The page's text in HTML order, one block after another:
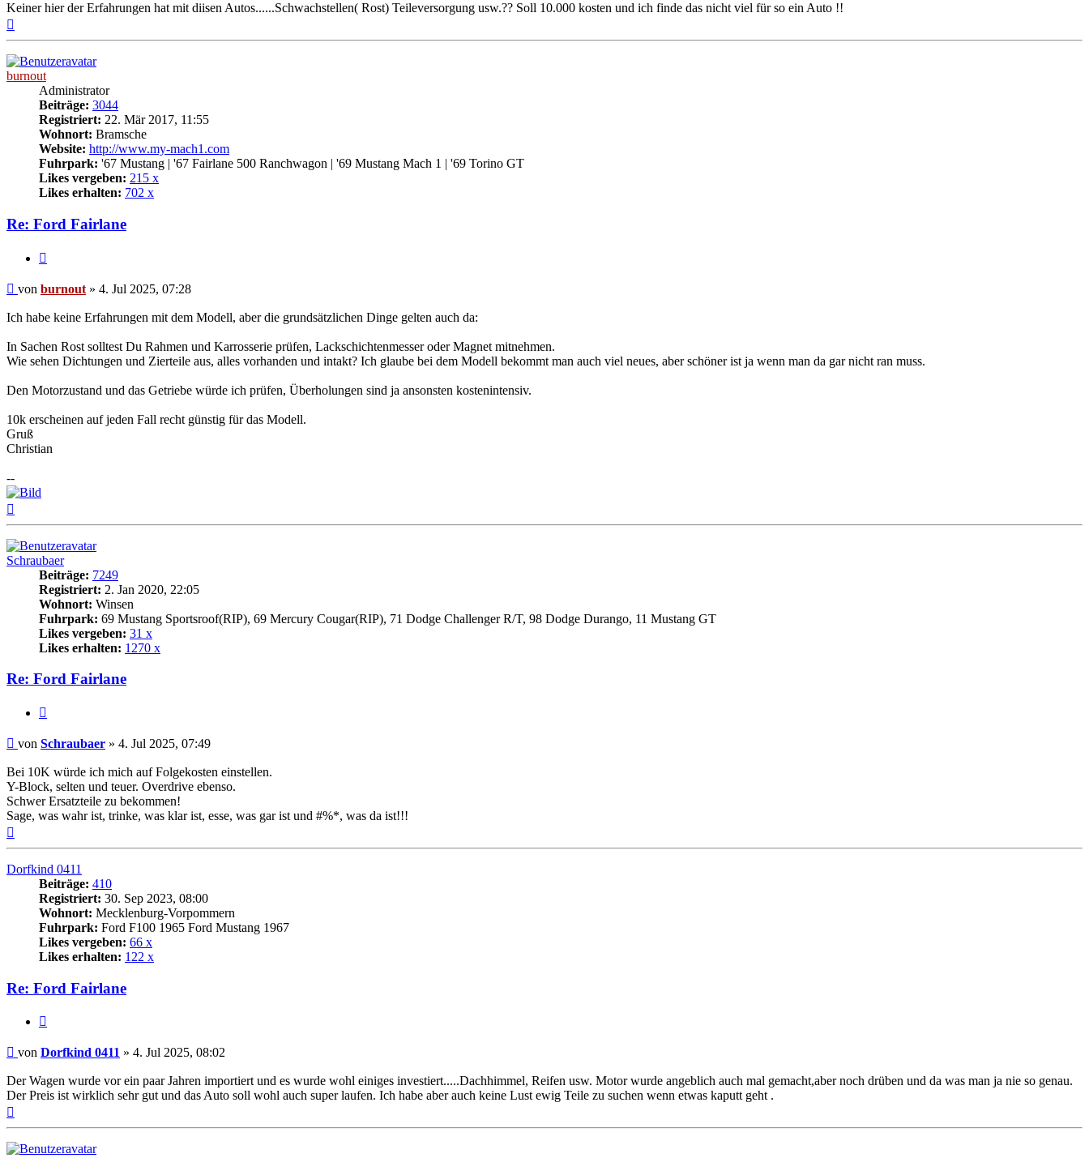
Keiner hier der Erfahrungen hat mit diisen Autos......Schwachstellen( Rost) Teileversorgung usw.?? Soll 10.000 kosten und ich finde das nicht viel für so ein Auto !!
burnout
Administrator
Beiträge: 3044
Registriert: 22. Mär 2017, 11:55
Wohnort: Bramsche
Website: http://www.my-mach1.com
Fuhrpark: '67 Mustang | '67 Fairlane 500 Ranchwagon | '69 Mustang Mach 1 | '69 Torino GT
Likes vergeben: 215 x
Likes erhalten: 702 x
Re: Ford Fairlane
Beitrag
von burnout » 4. Jul 2025, 07:28
Ich habe keine Erfahrungen mit dem Modell, aber die grundsätzlichen Dinge gelten auch da:
In Sachen Rost solltest Du Rahmen und Karrosserie prüfen, Lackschichtenmesser oder Magnet mitnehmen.
Wie sehen Dichtungen und Zierteile aus, alles vorhanden und intakt? Ich glaube bei dem Modell bekommt man auch viel neues, aber schöner ist ja wenn man da gar nicht ran muss.
Den Motorzustand und das Getriebe würde ich prüfen, Überholungen sind ja ansonsten kostenintensiv.
10k erscheinen auf jeden Fall recht günstig für das Modell.
Gruß
Christian
--
Schraubaer
Beiträge: 7249
Registriert: 2. Jan 2020, 22:05
Wohnort: Winsen
Fuhrpark: 69 Mustang Sportsroof(RIP), 69 Mercury Cougar(RIP), 71 Dodge Challenger R/T, 98 Dodge Durango, 11 Mustang GT
Likes vergeben: 31 x
Likes erhalten: 1270 x
Re: Ford Fairlane
Beitrag
von Schraubaer » 4. Jul 2025, 07:49
Bei 10K würde ich mich auf Folgekosten einstellen.
Y-Block, selten und teuer. Overdrive ebenso.
Schwer Ersatzteile zu bekommen!
Sage, was wahr ist, trinke, was klar ist, esse, was gar ist und #%*, was da ist!!!
Dorfkind 0411
Beiträge: 410
Registriert: 30. Sep 2023, 08:00
Wohnort: Mecklenburg-Vorpommern
Fuhrpark: Ford F100 1965 Ford Mustang 1967
Likes vergeben: 66 x
Likes erhalten: 122 x
Re: Ford Fairlane
Beitrag
von Dorfkind 0411 » 4. Jul 2025, 08:02
Der Wagen wurde vor ein paar Jahren importiert und es wurde wohl einiges investiert.....Dachhimmel, Reifen usw. Motor wurde angeblich auch mal gemacht,aber noch drüben und da was man ja nie so genau.
Der Preis ist wirklich sehr gut und das Auto soll wohl auch super laufen. Ich habe aber auch keine Lust ewig Teile zu suchen wenn etwas kaputt geht .
oben